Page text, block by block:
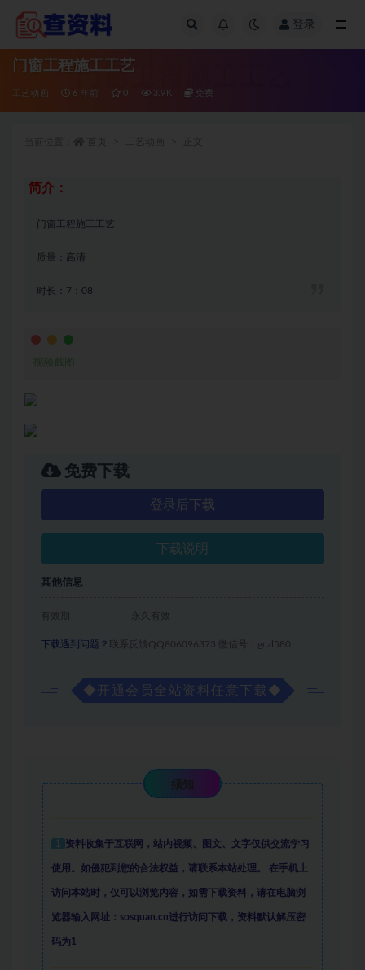
登录
门窗工程施工工艺
工艺动画 6 年前 0 3.9K 免费
简介：
门窗工程施工工艺
质量：高清
时长：7：08
视频截图
免费下载
登录后下载
下载说明
其他信息
有效期 永久有效
下载遇到问题？ 联系反馈QQ806096373 微信号：gczl580
◆ 开通会员全站资料任意下载◆
须知
1 资料收集于互联网 ， 站内视频、图文、文字仅供交流学习
使用。如侵犯到您的合法权益，请联系本站处理。 在手机上
访问本站时，仅可以浏览内容，如需下载资料，请在电脑浏
览器输入网址：sosquan.cn进行访问下载， 资料默认解压密
码为1